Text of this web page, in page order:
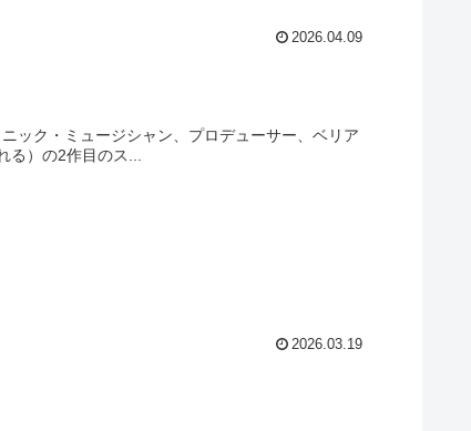
2026.04.09
ック・ミュージシャン、プロデューサー、ベリア
る）の2作目のス...
2026.03.19